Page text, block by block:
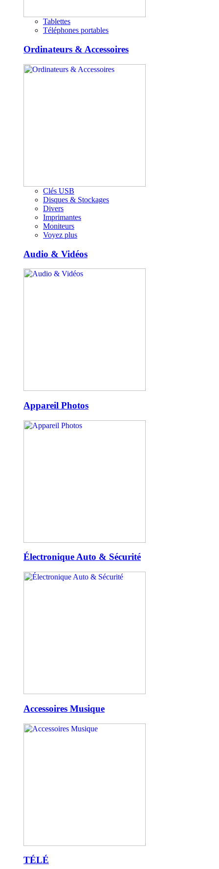
Tablettes
Téléphones portables
Ordinateurs & Accessoires
Clés USB
Disques & Stockages
Divers
Imprimantes
Moniteurs
Voyez plus
Audio & Vidéos
Appareil Photos
Électronique Auto & Sécurité
Accessoires Musique
TÉLÉ